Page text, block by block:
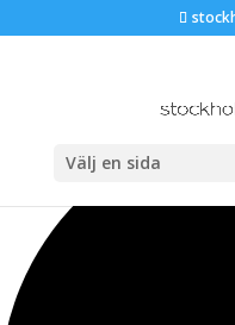
Välj en sida
35 evenemang har hittats.